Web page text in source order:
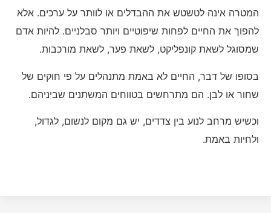
המטרה אינה לטשטש את ההבדלים או לוותר על ערכים. אלא
להפוך את החיים לפחות שיפוטיים ויותר סבלניים. להיות אדם
שמסוגל לשאת קונפליקט, לשאת פער, לשאת מורכבות.
בסופו של דבר, החיים לא באמת מתנהלים על פי חוקים של
שחור או לבן. הם מתרחשים בטווחים המשתנים שביניהם.
וכשיש מרחב לנוע בין צדדים, יש גם מקום לנשום, לגדול,
ולחיות באמת.